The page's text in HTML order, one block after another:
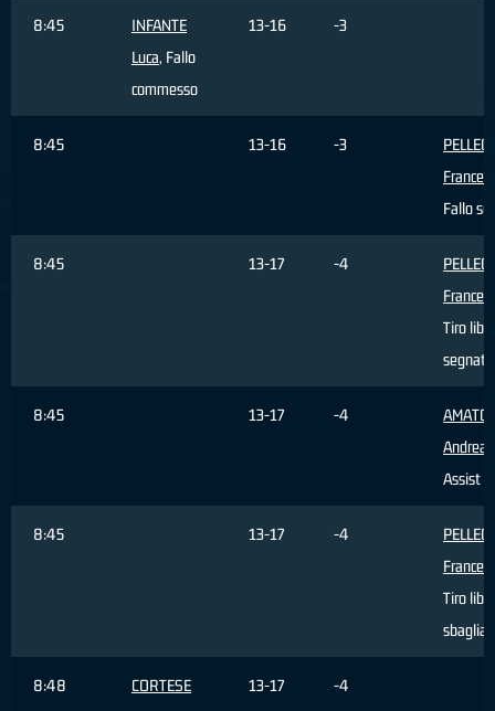
8:45
INFANTE
Luca, Fallo
commesso
13-16 -3
8:45 13-16 -3
Fallo
8:45 13-17 -4
Tiro
segnato
8:45 13-17 -4
AMATO
Andrea
Assist
8:45 13-17 -4
Tiro
8:48
CORTESE
13-17 -4